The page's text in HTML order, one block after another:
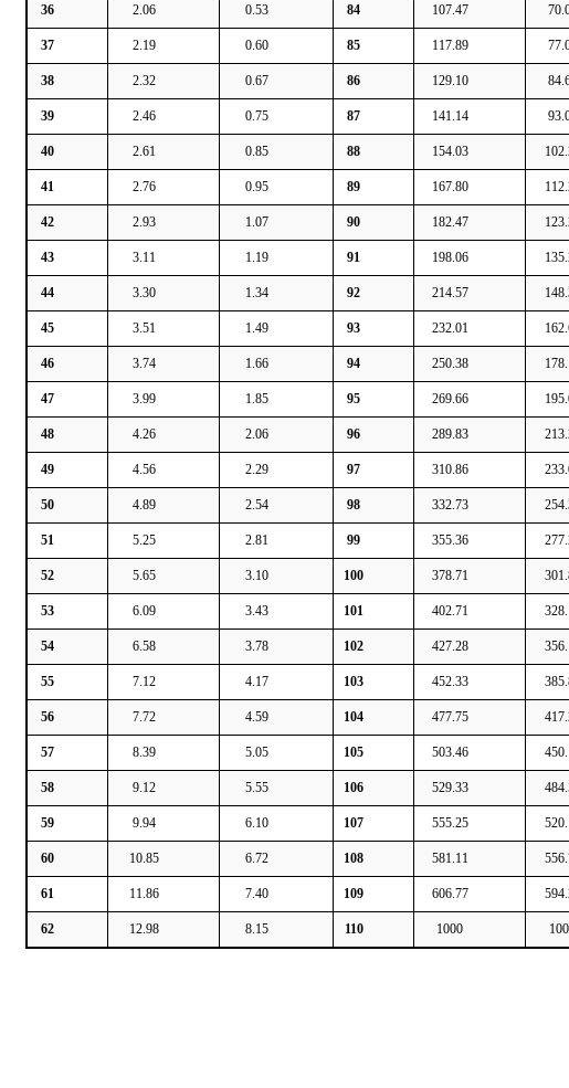
36 2.06 0.53 84 107.47
37 2.19 0.60 85 117.89
38 2.32 0.67 86 129.10
39 2.46 0.75 87 141.14
40 2.61 0.85 88 154.03
41 2.76 0.95 89 167.80
42 2.93 1.07 90 182.47
43 3.11 1.19 91 198.06
44 3.30 1.34 92 214.57
45 3.51 1.49 93 232.01
46 3.74 1.66 94 250.38
47 3.99 1.85 95 269.66
48 4.26 2.06 96 289.83
49 4.56 2.29 97 310.86
50 4.89 2.54 98 332.73
51 5.25 2.81 99 355.36
52 5.65 3.10 100 378.71
53 6.09 3.43 101 402.71
54 6.58 3.78 102 427.28
55 7.12 4.17 103 452.33
56 7.72 4.59 104 477.75
57 8.39 5.05 105 503.46
58 9.12 5.55 106 529.33
59 9.94 6.10 107 555.25
60 10.85 6.72 108 581.11
61 11.86 7.40 109 606.77
62 12.98 8.15 110 1000